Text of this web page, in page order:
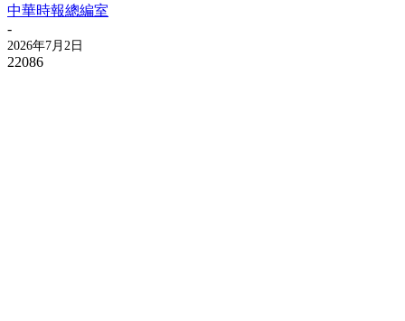
中華時報總編室
-
2026年7月2日
22086